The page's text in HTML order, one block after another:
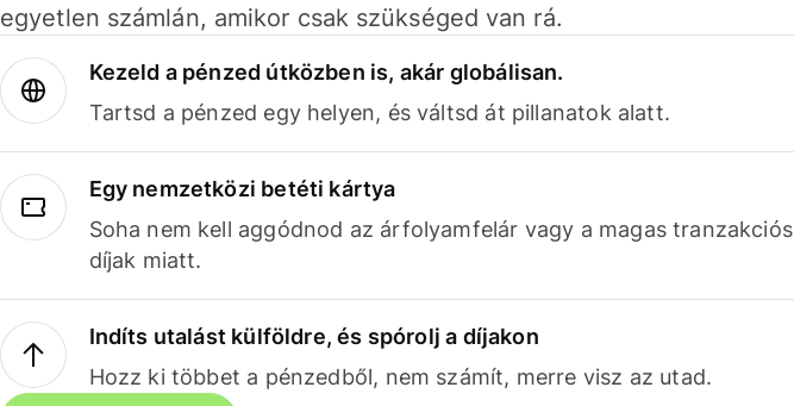
egyetlen számlán, amikor csak szükséged van rá.
Kezeld a pénzed útközben is, akár globálisan.
Tartsd a pénzed egy helyen, és váltsd át pillanatok alatt.
Egy nemzetközi betéti kártya
Soha nem kell aggódnod az árfolyamfelár vagy a magas tranzakciós
díjak miatt.
Indíts utalást külföldre, és spórolj a díjakon
Hozz ki többet a pénzedből, nem számít, merre visz az utad.